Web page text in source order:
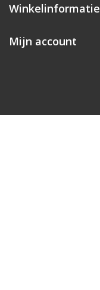
Winkelinformatie
Mijn account